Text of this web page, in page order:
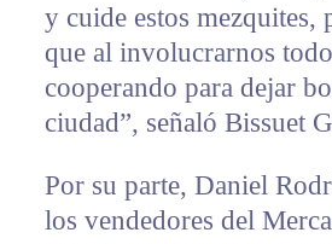
y cuide estos mezquites,
que al involucrarnos
cooperando para dejar
ciudad”, señaló Bissuet
Por su parte, Daniel
los vendedores del